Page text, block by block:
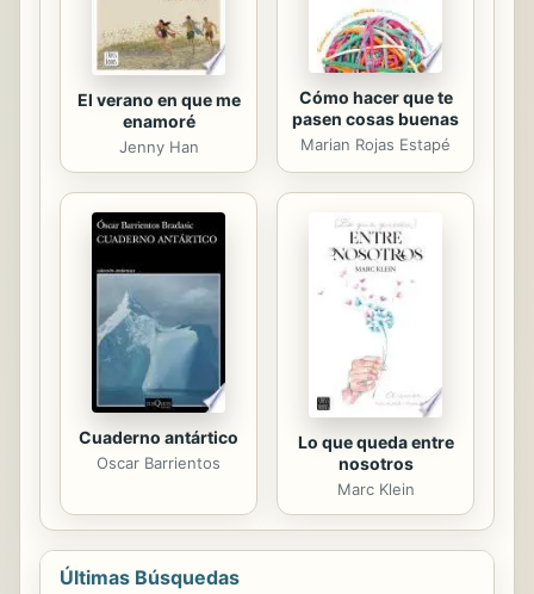
Trova... ...
El verano en que me
enamoré
Jenny Han
Cómo hacer que te
pasen cosas buenas
Marian Rojas Estapé
Cuaderno antártico
Oscar Barrientos
Lo que queda entre
nosotros
Marc Klein
Últimas Búsquedas